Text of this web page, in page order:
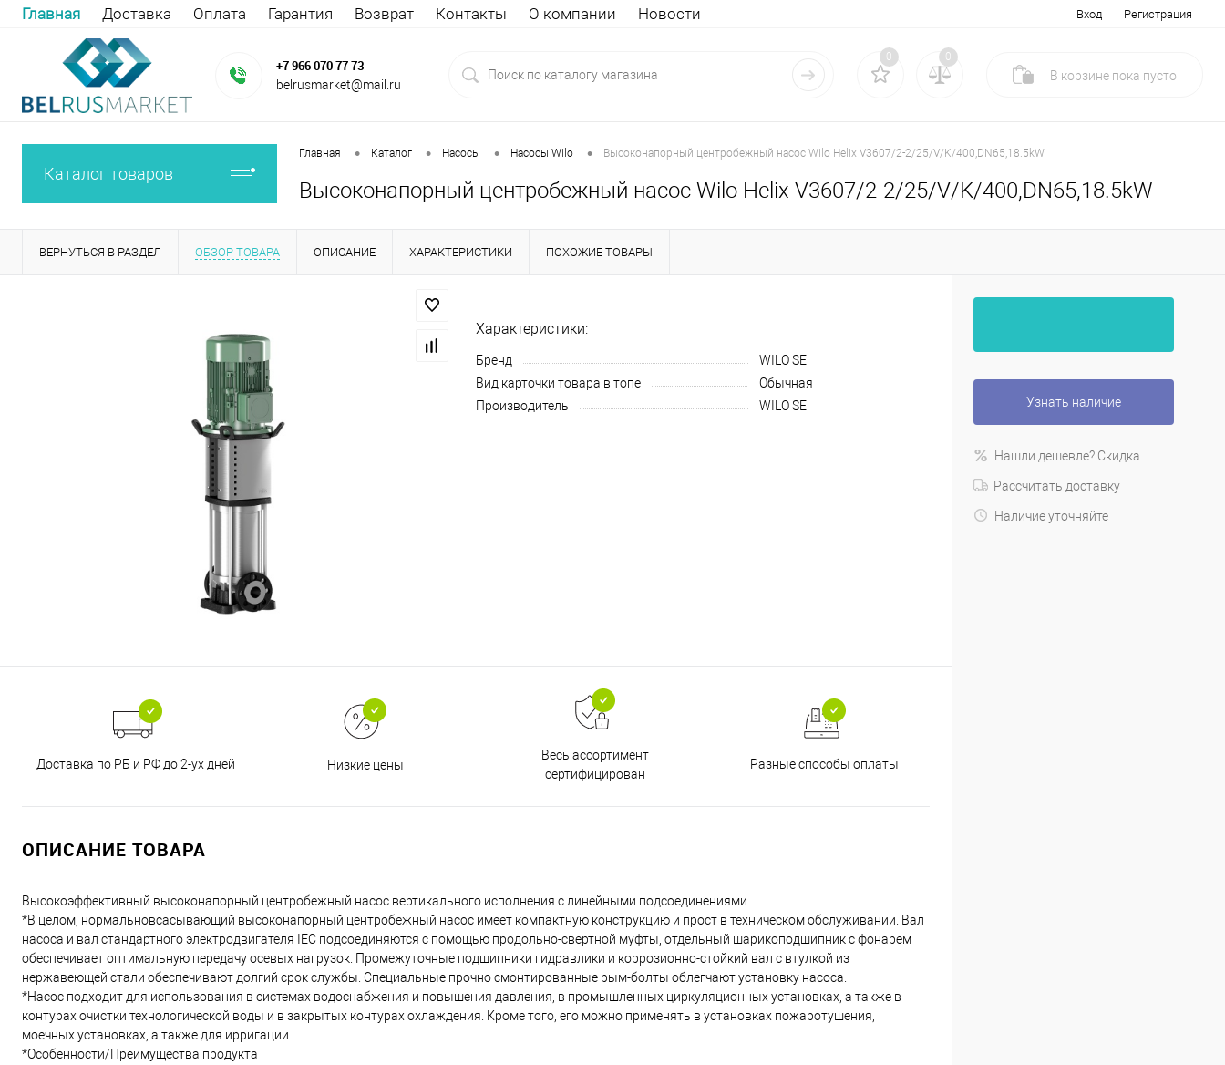
Главная Доставка Оплата Гарантия Возврат Контакты О компании Новости Вход Регистрация
+7 966 070 77 73
belrusmarket@mail.ru
0 0
В корзине пока пусто
Каталог товаров
Главная • Каталог • Насосы • Насосы Wilo • Высоконапорный центробежный насос Wilo Helix V3607/2-2/25/V/K/400,DN65,18.5kW
Высоконапорный центробежный насос Wilo Helix V3607/2-2/25/V/K/400,DN65,18.5kW
ВЕРНУТЬСЯ В РАЗДЕЛ ОБЗОР ТОВАРА ОПИСАНИЕ ХАРАКТЕРИСТИКИ ПОХОЖИЕ ТОВАРЫ
Характеристики:
Бренд
WILO SE
Вид карточки товара в топе
Обычная
Производитель
WILO SE
Доставка по РБ и РФ до 2-ух дней Низкие цены
Весь ассортимент
сертифицирован
Разные способы оплаты
ОПИСАНИЕ ТОВАРА
Высокоэффективный высоконапорный центробежный насос вертикального исполнения с линейными подсоединениями.
*В целом, нормальновсасывающий высоконапорный центробежный насос имеет компактную конструкцию и прост в техническом обслуживании. Вал
насоса и вал стандартного электродвигателя IEC подсоединяются с помощью продольно-свертной муфты, отдельный шарикоподшипник с фонарем
обеспечивает оптимальную передачу осевых нагрузок. Промежуточные подшипники гидравлики и коррозионно-стойкий вал с втулкой из
нержавеющей стали обеспечивают долгий срок службы. Специальные прочно смонтированные рым-болты облегчают установку насоса.
*Насос подходит для использования в системах водоснабжения и повышения давления, в промышленных циркуляционных установках, а также в
контурах очистки технологической воды и в закрытых контурах охлаждения. Кроме того, его можно применять в установках пожаротушения,
моечных установках, а также для ирригации.
*Особенности/Преимущества продукта
Узнать наличие
Нашли дешевле? Скидка
Рассчитать доставку
Наличие уточняйте